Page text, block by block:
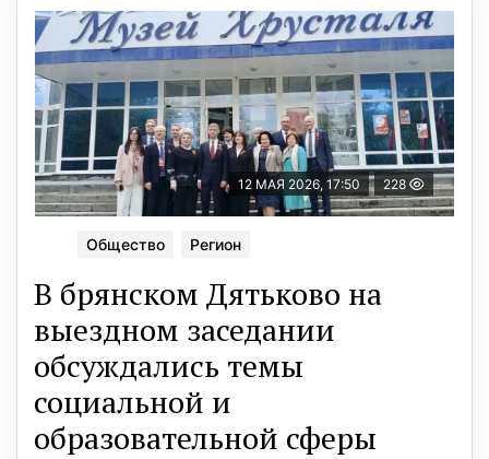
12 МАЯ 2026, 17:50 228
Общество Регион
В брянском Дятьково на
выездном заседании
обсуждались темы
социальной и
образовательной сферы